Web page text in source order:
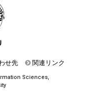
せ先 関連リンク
Sciences,